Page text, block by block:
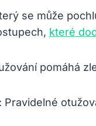
se může
které
pomáhá
: Pravidelné